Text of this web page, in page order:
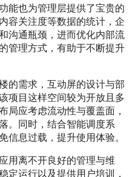
能也为管理层提供了宝贵的
容关注度等数据的统计，企
沟通瓶颈，进而优化内部流
管理方式，有助于不断提升
的需求，互动屏的设计与部
项目这样空间较为开放且多
局应考虑流动性与覆盖面，
。同时，结合智能调度系
信息过载，提升使用体验。
用离不开良好的管理与维
定运行以及提供用户培训，